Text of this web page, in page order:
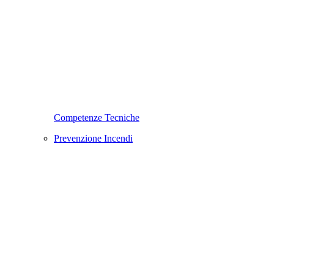
Competenze Tecniche
Prevenzione Incendi